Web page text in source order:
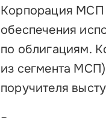
Корпорация МСП
обеспечения
по облигациям.
из сегмента
поручителя